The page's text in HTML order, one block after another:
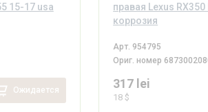
15-17 usa
Ожидается
правая Lexus
коррозия
Арт. 954795
Ориг. номер
317 lei
18 $